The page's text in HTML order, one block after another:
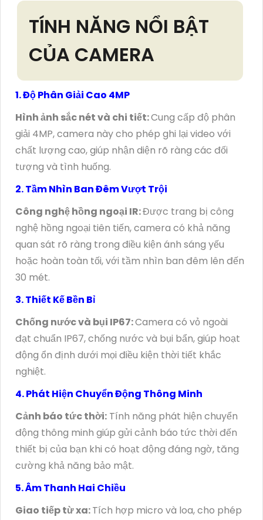
TÍNH NĂNG NỔI BẬT
CỦA CAMERA
1. Độ Phân Giải Cao 4MP
Hình ảnh sắc nét và chi tiết:Cung cấp độ phân
giải 4MP, camera này cho phép ghi lại video với
chất lượng cao, giúp nhận diện rõ ràng các đối
tượng và tình huống.
2. Tầm Nhìn Ban Đêm Vượt Trội
Công nghệ hồng ngoại IR:Được trang bị công
nghệ hồng ngoại tiên tiến, camera có khả năng
quan sát rõ ràng trong điều kiện ánh sáng yếu
hoặc hoàn toàn tối, với tầm nhìn ban đêm lên đến
30 mét.
3. Thiết Kế Bền Bỉ
Chống nước và bụi IP67:Camera có vỏ ngoài
đạt chuẩn IP67, chống nước và bụi bẩn, giúp hoạt
động ổn định dưới mọi điều kiện thời tiết khắc
nghiệt.
4. Phát Hiện Chuyển Động Thông Minh
Cảnh báo tức thời: Tính năng phát hiện chuyển
động thông minh giúp gửi cảnh báo tức thời đến
thiết bị của bạn khi có hoạt động đáng ngờ, tăng
cường khả năng bảo mật.
5. Âm Thanh Hai Chiều
Giao tiếp từ xa:Tích hợp micro và loa, cho phép